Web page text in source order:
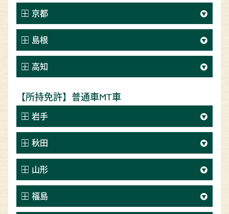
京都
島根
高知
【所持免許】普通車MT車
岩手
秋田
山形
福島